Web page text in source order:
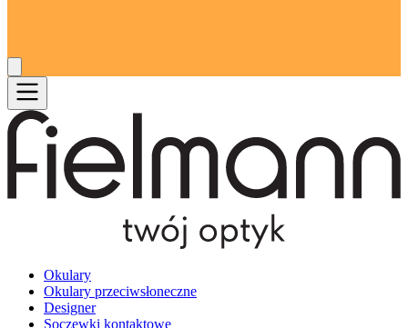
Okulary
Okulary przeciwsłoneczne
Designer
Soczewki kontaktowe